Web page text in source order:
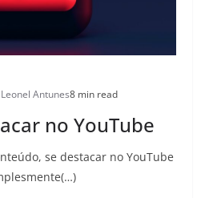
Leonel Antunes8 min read
no YouTube
se destacar no YouTube